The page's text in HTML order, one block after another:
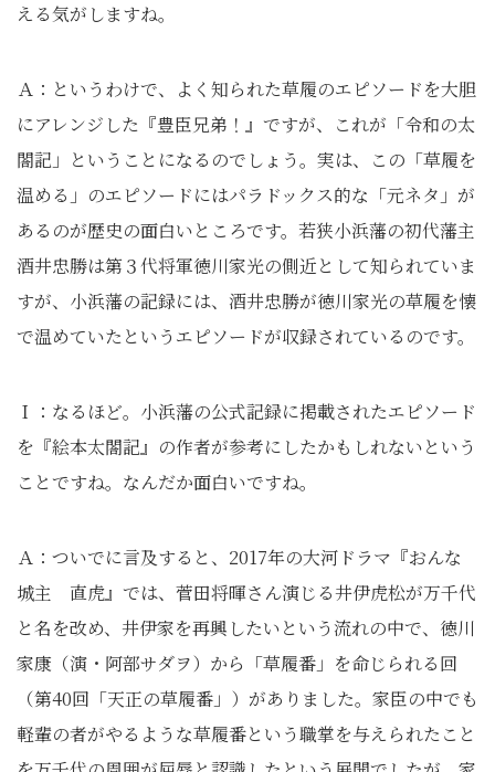
える気がしますね。
Ａ：というわけで、よく知られた草履のエピソードを大胆
にアレンジした『豊臣兄弟！』ですが、これが「令和の太
閤記」ということになるのでしょう。実は、この「草履を
温める」のエピソードにはパラドックス的な「元ネタ」が
あるのが歴史の面白いところです。若狭小浜藩の初代藩主
酒井忠勝は第３代将軍徳川家光の側近として知られていま
すが、小浜藩の記録には、酒井忠勝が徳川家光の草履を懐
で温めていたというエピソードが収録されているのです。
Ｉ：なるほど。小浜藩の公式記録に掲載されたエピソード
を『絵本太閤記』の作者が参考にしたかもしれないという
ことですね。なんだか面白いですね。
Ａ：ついでに言及すると、2017年の大河ドラマ『おんな
城主 直虎』では、菅田将暉さん演じる井伊虎松が万千代
と名を改め、井伊家を再興したいという流れの中で、徳川
家康（演・阿部サダヲ）から「草履番」を命じられる回
（第40回「天正の草履番」）がありました。家臣の中でも
軽輩の者がやるような草履番という職掌を与えられたこと